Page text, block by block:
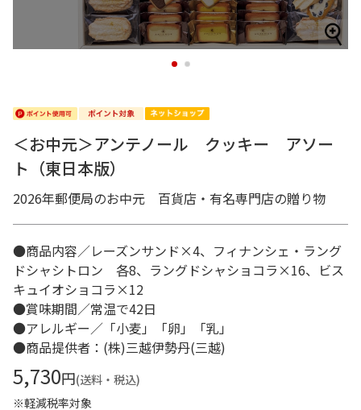
1 2
＜お中元＞アンテノール クッキー アソー
ト（東日本版）
2026年郵便局のお中元 百貨店・有名専門店の贈り物
●商品内容／レーズンサンド×4、フィナンシェ・ラング
ドシャシトロン 各8、ラングドシャショコラ×16、ビス
キュイオショコラ×12
●賞味期間／常温で42日
●アレルギー／「小麦」「卵」「乳」
●商品提供者：(株)三越伊勢丹(三越)
5,730円(送料・税込)
※軽減税率対象